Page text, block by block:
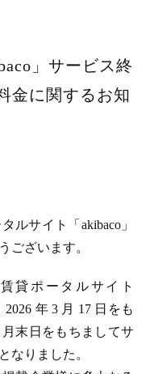
」サービス終
金に関するお知
ルサイト「akibaco」
ございます。
貸ポータルサイト
2026 年 3 月 17 日をも
末日をもちましてサ
なりました。